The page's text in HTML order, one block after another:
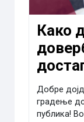
Како
Добре
градење
публика!